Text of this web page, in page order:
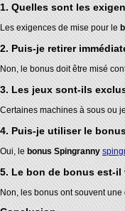
1. Quelles sont les
Les exigences de mise pour le
2. Puis-je retirer
Non, le bonus doit être misé
3. Les jeux sont-ils
Certaines machines à sous ou
4. Puis-je utiliser le
Oui, le bonus Spingranny
5. Le bon de bonus est-il
Non, les bonus ont souvent